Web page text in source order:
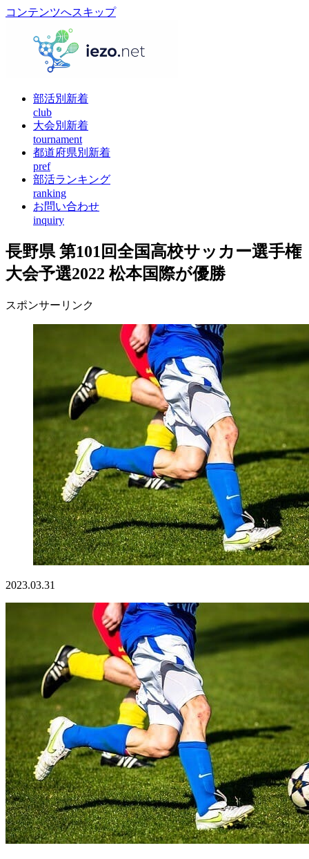
コンテンツへスキップ
部活別新着
club
大会別新着
tournament
都道府県別新着
pref
部活ランキング
ranking
お問い合わせ
inquiry
長野県 第101回全国高校サッカー選手権
大会予選2022 松本国際が優勝
スポンサーリンク
2023.03.31